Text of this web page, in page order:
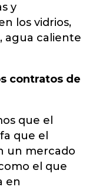
y
los vidrios,
agua caliente
contratos de
que el
que el
un mercado
el que
en